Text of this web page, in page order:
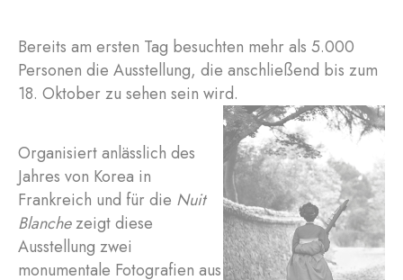
Bereits am ersten Tag besuchten mehr als 5.000
Personen die Ausstellung, die anschließend bis zum
18. Oktober zu sehen sein wird.
Organisiert anlässlich des
Jahres von Korea in
Frankreich und für die Nuit
Blanchezeigt diese
Ausstellung zwei
monumentale Fotografien aus